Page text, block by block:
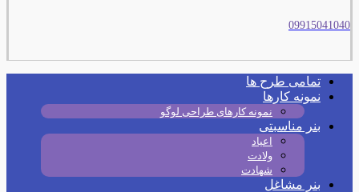
09915041040
تمامی طرح‌ ها
نمونه کارها
نمونه کارهای طراحی لوگو
بنر مناسبتی
اعیاد
ولادت
شهادت
بنر مشاغل